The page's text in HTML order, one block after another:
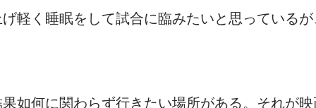
軽く睡眠をして試合に臨みたいと思っている
如何に関わらず行きたい場所がある。それが